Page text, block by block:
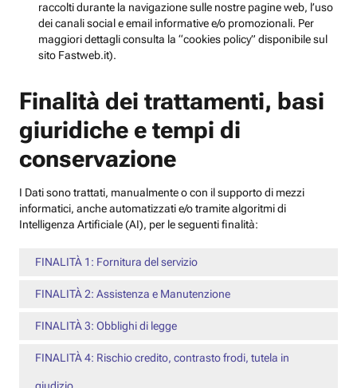
raccolti durante la navigazione sulle nostre pagine web, l’uso
dei canali social e email informative e/o promozionali. Per
maggiori dettagli consulta la “cookies policy” disponibile sul
sito Fastweb.it).
Finalità dei trattamenti, basi
giuridiche e tempi di
conservazione
I Dati sono trattati, manualmente o con il supporto di mezzi
informatici, anche automatizzati e/o tramite algoritmi di
Intelligenza Artificiale (AI), per le seguenti finalità:
FINALITÀ 1: Fornitura del servizio
FINALITÀ 2: Assistenza e Manutenzione
FINALITÀ 3: Obblighi di legge
FINALITÀ 4: Rischio credito, contrasto frodi, tutela in